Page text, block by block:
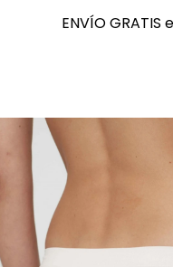
ENVÍO
ENVÍO